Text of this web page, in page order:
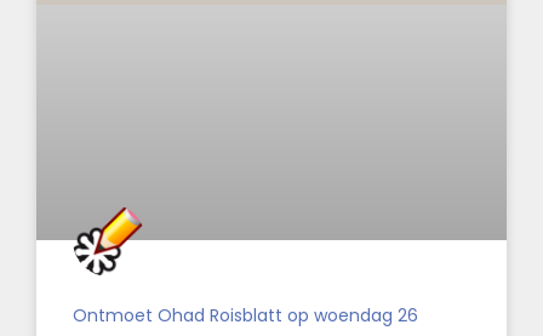
Ontmoet Ohad Roisblatt op woendag 26